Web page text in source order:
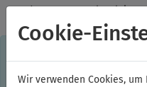
✓Jeden Monat starke
Kostenlose Lieferung im
Einkaufserlebnis. Dabei
Informationen oder die
Cookie-
Wir verwenden Cookies,